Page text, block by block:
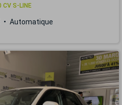
S-LINE
Automatique